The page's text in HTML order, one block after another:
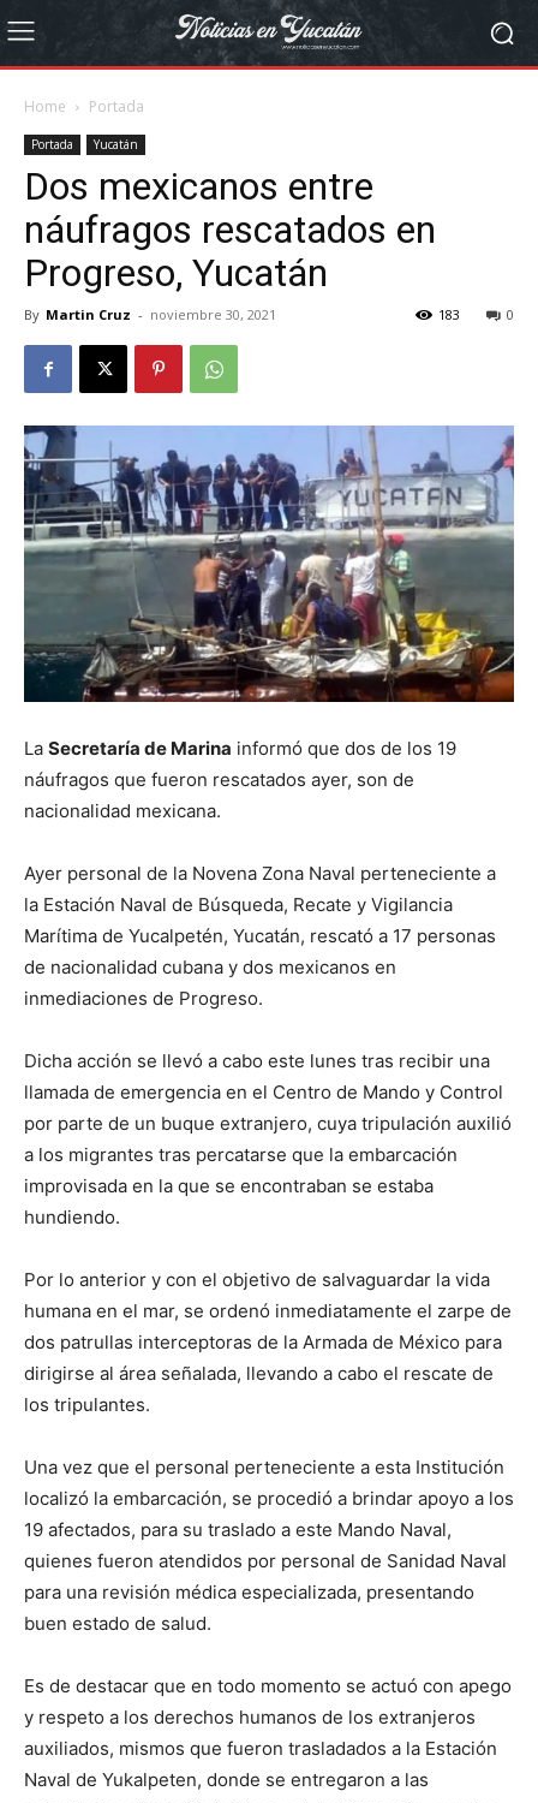
Home Portada
Portada Yucatán
Dos mexicanos entre
náufragos rescatados en
Progreso, Yucatán
By Martin Cruz - noviembre 30, 2021 0
183
La Secretaría de Marina informó que dos de los 19
náufragos que fueron rescatados ayer, son de
nacionalidad mexicana.
Ayer personal de la Novena Zona Naval perteneciente a
la Estación Naval de Búsqueda, Recate y Vigilancia
Marítima de Yucalpetén, Yucatán, rescató a 17 personas
de nacionalidad cubana y dos mexicanos en
inmediaciones de Progreso.
Dicha acción se llevó a cabo este lunes tras recibir una
llamada de emergencia en el Centro de Mando y Control
por parte de un buque extranjero, cuya tripulación auxilió
a los migrantes tras percatarse que la embarcación
improvisada en la que se encontraban se estaba
hundiendo.
Por lo anterior y con el objetivo de salvaguardar la vida
humana en el mar, se ordenó inmediatamente el zarpe de
dos patrullas interceptoras de la Armada de México para
dirigirse al área señalada, llevando a cabo el rescate de
los tripulantes.
Una vez que el personal perteneciente a esta Institución
localizó la embarcación, se procedió a brindar apoyo a los
19 afectados, para su traslado a este Mando Naval,
quienes fueron atendidos por personal de Sanidad Naval
para una revisión médica especializada, presentando
buen estado de salud.
Es de destacar que en todo momento se actuó con apego
y respeto a los derechos humanos de los extranjeros
auxiliados, mismos que fueron trasladados a la Estación
Naval de Yukalpeten, donde se entregaron a las